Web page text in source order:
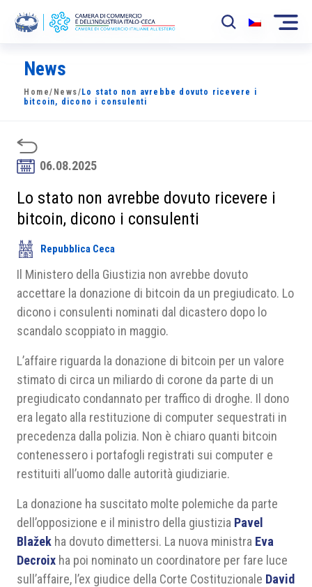
La Camera
News
Sviluppo Mercato
Soci
Partner
Progetti
Area riservata
News
Home/ News/ Lo stato non avrebbe dovuto ricevere i
bitcoin, dicono i consulenti
06.08.2025
Lo stato non avrebbe dovuto ricevere i
bitcoin, dicono i consulenti
Repubblica Ceca
Il Ministero della Giustizia non avrebbe dovuto
accettare la donazione di bitcoin da un pregiudicato. Lo
dicono i consulenti nominati dal dicastero dopo lo
scandalo scoppiato in maggio.
L’affaire riguarda la donazione di bitcoin per un valore
stimato di circa un miliardo di corone da parte di un
pregiudicato condannato per traffico di droghe. Il dono
era legato alla restituzione di computer sequestrati in
precedenza dalla polizia. Non è chiaro quanti bitcoin
contenessero i portafogli registrati sui computer e
restituiti all’uomo dalle autorità giudiziarie.
La donazione ha suscitato molte polemiche da parte
dell’opposizione e il ministro della giustizia Pavel
Blažek ha dovuto dimettersi. La nuova ministra Eva
Decroix ha poi nominato un coordinatore per fare luce
sull’affaire, l’ex giudice della Corte Costituzionale David